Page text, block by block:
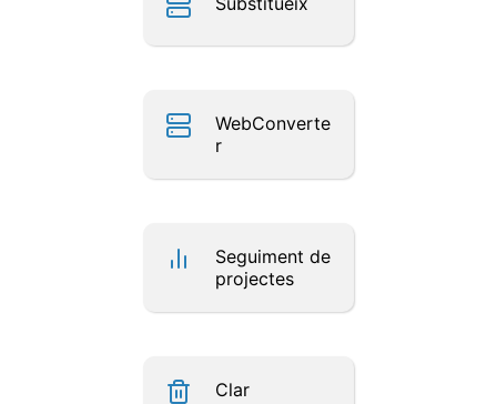
WebConverte
r
Seguiment de
projectes
Clar